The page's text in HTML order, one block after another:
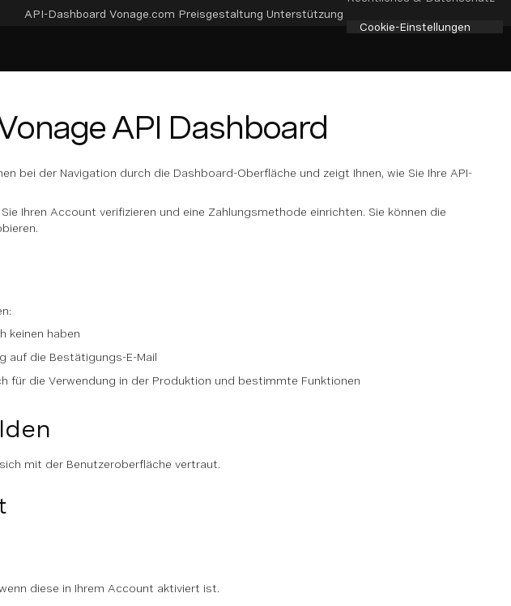
API-Dashboard Vonage.com Preisgestaltung Unterstützung
Cookie-Einstellungen
API Dashboard
bei der Navigation durch die Dashboard-Oberfläche und zeigt Ihnen, wie Sie Ihre API-
Ihren Account verifizieren und eine Zahlungsmethode einrichten. Sie können die
keinen haben
auf die Bestätigungs-E-Mail
für die Verwendung in der Produktion und bestimmte Funktionen
mit der Benutzeroberfläche vertraut.
diese in Ihrem Account aktiviert ist.